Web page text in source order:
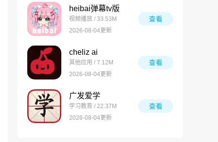
heibai弹幕tv版
视频播放 / 33.53M
2026-08-04更新
查看
cheliz ai
其他应用 / 7.12M
2026-08-04更新
查看
广发爱学
学习教育 / 22.37M
2026-08-04更新
查看